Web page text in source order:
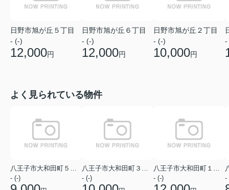
日野市旭が丘５丁目
- (-)
12,000円
日野市旭が丘６丁目
- (-)
12,000円
日野市旭が丘２丁目
- (-)
10,000円
-
よく見られている物件
- (-)
- (-)
- (-)
-